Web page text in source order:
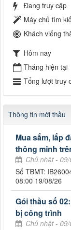
Đang truy cập
Máy chủ tìm
Khách viếng
Hôm nay
Tháng hiện tại
Tổng lượt truy
Thông tin mời thầu
Mua sắm, lắp
thông minh
Chủ nhật -
Số TBMT:
08:00 19/08/26
Gói thầu số
bị công trình
Chủ nhật -